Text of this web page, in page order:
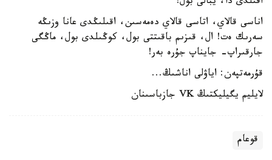
اناسى قالاي، اتاسى قالاي دەمەسىن، اقىلىڭدى عانا وزىڭە
سەرىك ەت! ال، قىزىم باقىتتى بول، كوڭىلدى بول، ماڭگى
جارقىراپ- جايناپ جۇرە بەر!
قۇرمەتپەن: اياۋلى اناشىڭ...
لايليم يگيليكتىڭ VK جازباسىنان
قوعام